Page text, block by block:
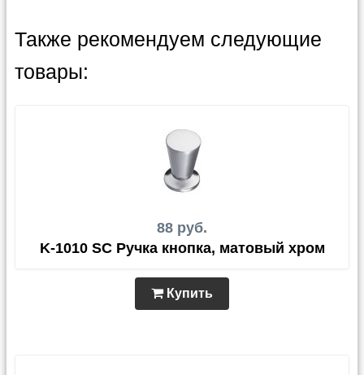
Также рекомендуем следующие
товары:
88 руб.
K-1010 SC Ручка кнопка, матовый хром
Купить